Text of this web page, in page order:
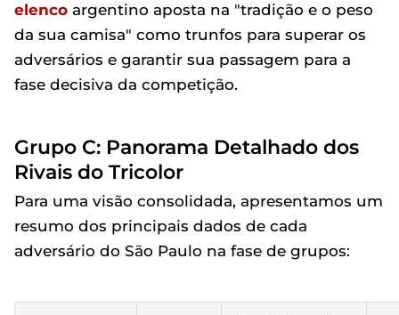
elenco argentino aposta na "tradição e o peso
da sua camisa" como trunfos para superar os
adversários e garantir sua passagem para a
fase decisiva da competição.
Grupo C: Panorama Detalhado dos
Rivais do Tricolor
Para uma visão consolidada, apresentamos um
resumo dos principais dados de cada
adversário do São Paulo na fase de grupos: